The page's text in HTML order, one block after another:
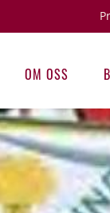
OM OSS